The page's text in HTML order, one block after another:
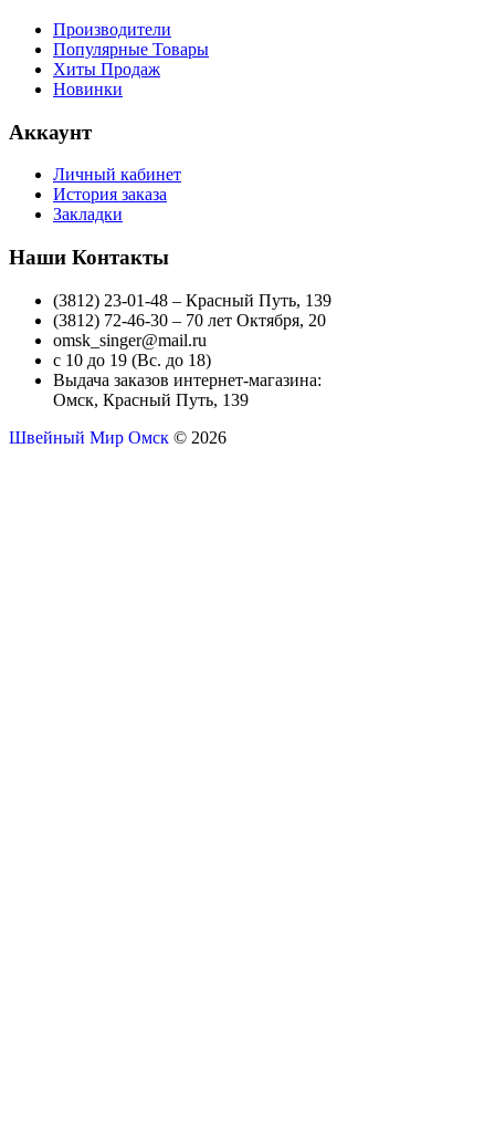
Производители
Популярные Товары
Хиты Продаж
Новинки
Аккаунт
Личный кабинет
История заказа
Закладки
Наши Контакты
(3812) 23-01-48 – Красный Путь, 139
(3812) 72-46-30 – 70 лет Октября, 20
omsk_singer@mail.ru
с 10 до 19 (Вс. до 18)
Выдача заказов интернет-магазина:
Омск, Красный Путь, 139
Швейный Мир Омск © 2026